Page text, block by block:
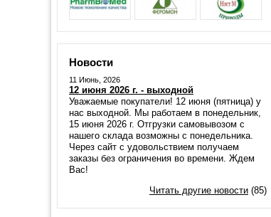
Новости
11 Июнь, 2026
12 июня 2026 г. - выходной
Уважаемые покупатели! 12 июня (пятница) у
нас выходной. Мы работаем в понедельник,
15 июня 2026 г. Отгрузки самовывозом с
нашего склада возможны с понедельника.
Через сайт с удовольствием получаем
заказы без ограничения во времени. Ждем
Вас!
Читать другие новости (85)